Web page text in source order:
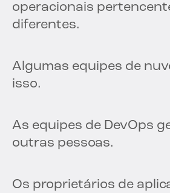
operacionais
diferentes.
Algumas equipes de
isso.
As equipes de DevOps
outras pessoas.
Os proprietários de